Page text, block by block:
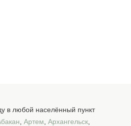
в любой населённый пункт
Артем Архангельск